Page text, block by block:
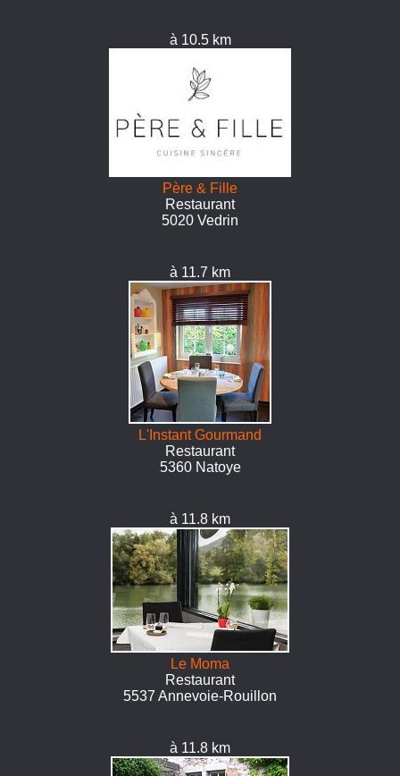
à 10.5 km
Père & Fille
Restaurant
5020 Vedrin
à 11.7 km
L'Instant Gourmand
Restaurant
5360 Natoye
à 11.8 km
Le Moma
Restaurant
5537 Annevoie-Rouillon
à 11.8 km